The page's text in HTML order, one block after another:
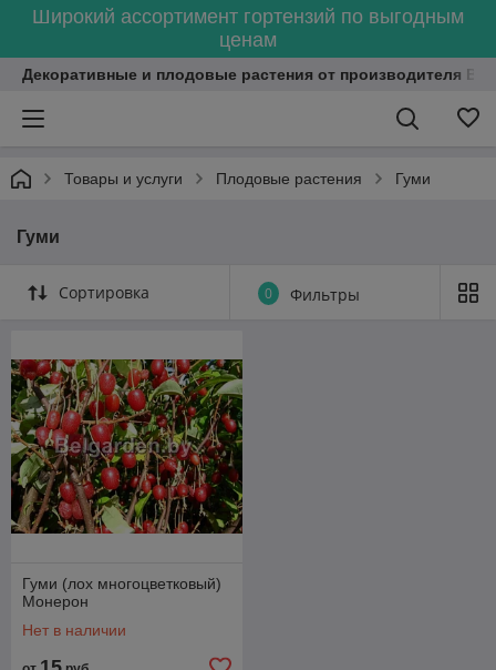
Широкий ассортимент гортензий по выгодным
ценам
Декоративные и плодовые растения от производителя
Товары и услуги Плодовые растения Гуми
Гуми
Сортировка 0 Фильтры
Гуми (лох многоцветковый)
Монерон
Нет в наличии